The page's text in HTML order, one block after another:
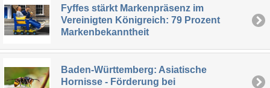
Fyffes stärkt Markenpräsenz im
Vereinigten Königreich: 79 Prozent
Markenbekanntheit
Baden-Württemberg: Asiatische
Hornisse - Förderung bei